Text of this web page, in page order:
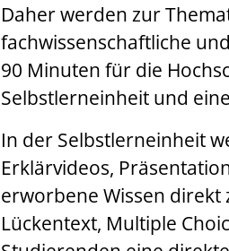
Daher werden zur
fachwissenschaftliche
90 Minuten für die
Selbstlerneinheit und
In der Selbstlerneinheit
Erklärvideos,
erworbene Wissen direkt
Lückentext, Multiple